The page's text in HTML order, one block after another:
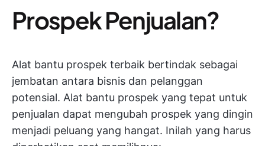
Prospek Penjualan?
Alat bantu prospek terbaik bertindak sebagai
jembatan antara bisnis dan pelanggan
potensial. Alat bantu prospek yang tepat untuk
penjualan dapat mengubah prospek yang dingin
menjadi peluang yang hangat. Inilah yang harus